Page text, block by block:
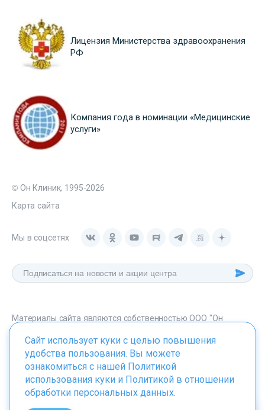
Лицензия Министерства здравоохранения
РФ
Компания года в номинации «Медицинские
услуги»
© Он Клиник, 1995-2026
Карта сайта
Мы в соцсетях
Материалы сайта являются собственностью ООО "Он
onclinic.ru запрещено в соответствии со статьей 1259 ГК. РФ.
ИМЕЮТСЯ ПРОТИВОПОКАЗАНИЯ. НЕОБХОДИМО
Сайт использует куки с целью повышения
удобства пользования. Вы можете
ознакомиться с нашей Политикой
использования куки и Политикой в отношении
обработки персональных данных.